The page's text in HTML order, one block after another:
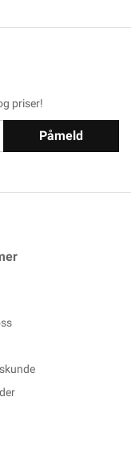
priser!
Påmeld